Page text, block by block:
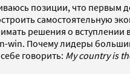
позиции, что первым
самостоятельную
решения о вступлении
win. Почему лидеры
говорить: My country is